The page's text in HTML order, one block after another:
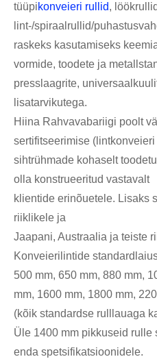
tüüpikonveieri rullid,
lint-/spiraalrullid/
raskeks kasutamiseks
vormide, toodete ja
presslaagrite,
lisatarvikutega.
Hiina Rahvavabariigi poolt
sertifitseerimise
sihtrühmade kohaselt
olla konstrueeritud vastavalt
klientide erinõuetele. Lisaks
riiklikele ja
Jaapani, Austraalia ja teiste
Konveierilintide
500 mm, 650 mm, 880 mm,
mm, 1600 mm, 1800 mm,
(kõik standardse rulllauaga
Üle 1400 mm pikkuseid rulle
enda spetsifikatsioonidele.